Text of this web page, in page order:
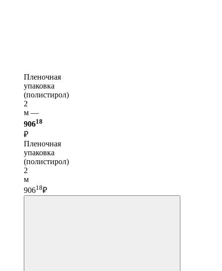
Пленочная
упаковка
(полистирол)
2
м —
90618
₽
Пленочная
упаковка
(полистирол)
2
м
90618₽